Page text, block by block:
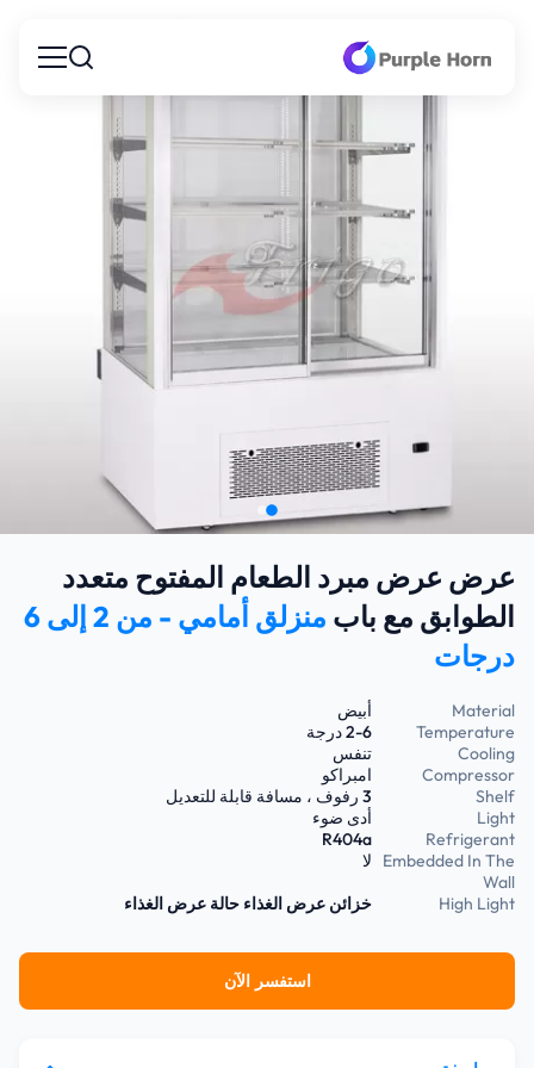
عرض عرض مبرد الطعام المفتوح متعدد
الطوابق مع باب
منزلق أمامي - من 2 إلى 6
درجات
Material
أبيض
Temperature
2-6 درجة
Cooling
تنفس
Compressor
امبراكو
Shelf
3 رفوف ، مسافة قابلة للتعديل
Light
أدى ضوء
Refrigerant
R404a
Embedded In The
Wall
لا
High Light
خزائن عرض الغذاء حالة عرض الغذاء
استفسر الآن